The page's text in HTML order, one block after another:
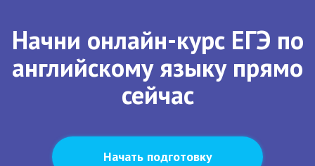
Начни онлайн-курс ЕГЭ по
английскому языку прямо
сейчас
Начать подготовку